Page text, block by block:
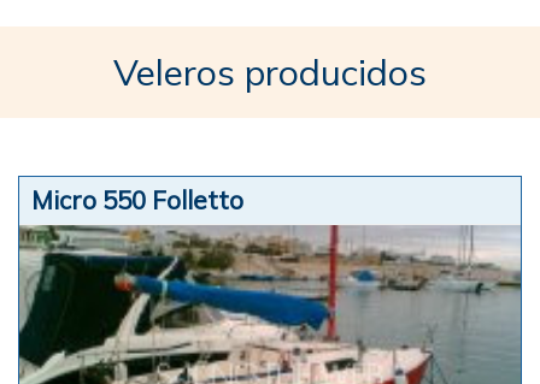
Veleros producidos
Micro 550 Folletto